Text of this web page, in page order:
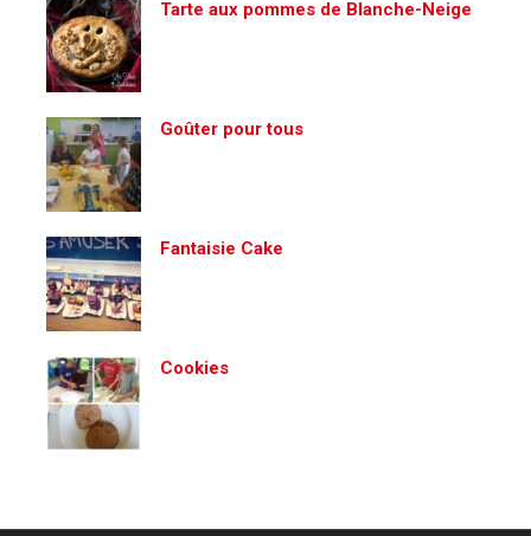
Tarte aux pommes de Blanche-Neige
Goûter pour tous
Fantaisie Cake
Cookies